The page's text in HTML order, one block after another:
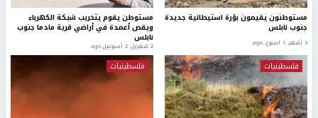
مستوطنون يقيمون بؤرة استيطانية جديدة
جنوب نابلس
3 أشهر، 1 اسبوع. ago
مستوطن يقوم يتخريب شبكة الكهرباء
ويقص أعمدة في أراضي قرية مادما جنوب
نابلس
2 شهرين، 2 أسبوعين ago
فلسطينيات فلسطينيات